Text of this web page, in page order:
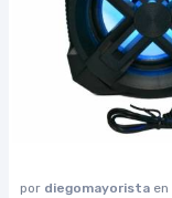
por diegomayorista en